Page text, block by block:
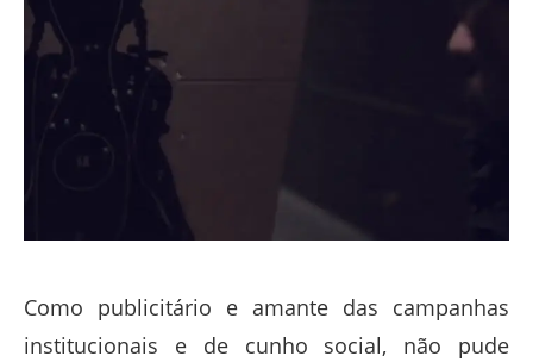
Como publicitário e amante das campanhas
institucionais e de cunho social, não pude